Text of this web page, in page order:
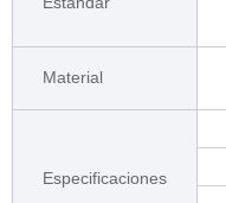
Material
Especificaciones